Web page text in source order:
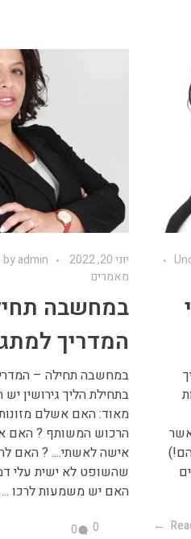
- כאשר
יוני 20, 2022 byadmin
מאמרים
במחשבה
המדריך
במחשבה תחילה –
בתחילת הליך גירושין
מאוד: האם אשלם
הרכוש המשותף ? האם
אישה לאשתי.... ? האם
שהשופט לא ישית עלי
האם יש משמעות לרכו ...
0
0